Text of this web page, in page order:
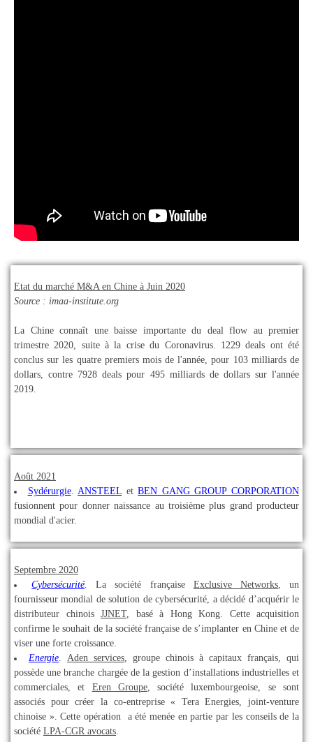
Etat du marché M&A en Chine à Juin 2020
Source : imaa-institute.org
La Chine connaît une baisse importante du deal flow au premier
trimestre 2020, suite à la crise du Coronavirus. 1229 deals ont été
conclus sur les quatre premiers mois de l'année, pour 103 milliards de
dollars, contre 7928 deals pour 495 milliards de dollars sur l'année
2019.
Août 2021
Sydérurgie.ANSTEEL etBEN GANG GROUP CORPORATION
fusionnent pour donner naissance au troisième plus grand producteur
mondial d'acier.
Septembre 2020
Cybersécurité. La société française Exclusive Networks, un
fournisseur mondial de solution de cybersécurité, a décidé d’acquérir le
distributeur chinois JJNET, basé à Hong Kong. Cette acquisition
confirme le souhait de la société française de s’implanter en Chine et de
viser une forte croissance.
Energie. Aden services, groupe chinois à capitaux français, qui
possède une branche chargée de la gestion d’installations industrielles et
commerciales, et Eren Groupe, société luxembourgeoise, se sont
associés pour créer la co-entreprise « Tera Energies, joint-venture
chinoise ». Cette opération a été menée en partie par les conseils de la
société LPA-CGR avocats.